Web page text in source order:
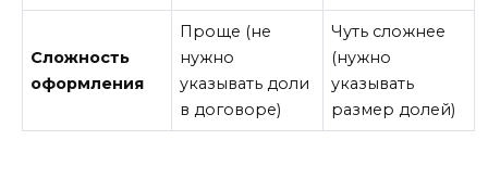
Сложность
оформления
Проще (не
нужно
указывать доли
в договоре)
Чуть сложнее
(нужно
указывать
размер долей)